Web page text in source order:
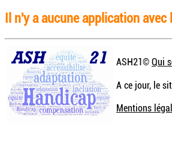
Il n'y a aucune application
ASH21©Qui
A ce jour, le
Mentions